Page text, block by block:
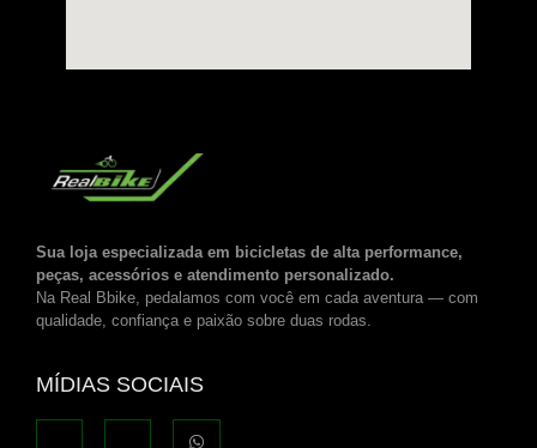
Sua loja especializada em bicicletas de alta performance,
peças, acessórios e atendimento personalizado.
Na Real Bbike, pedalamos com você em cada aventura — com
qualidade, confiança e paixão sobre duas rodas.
MÍDIAS SOCIAIS